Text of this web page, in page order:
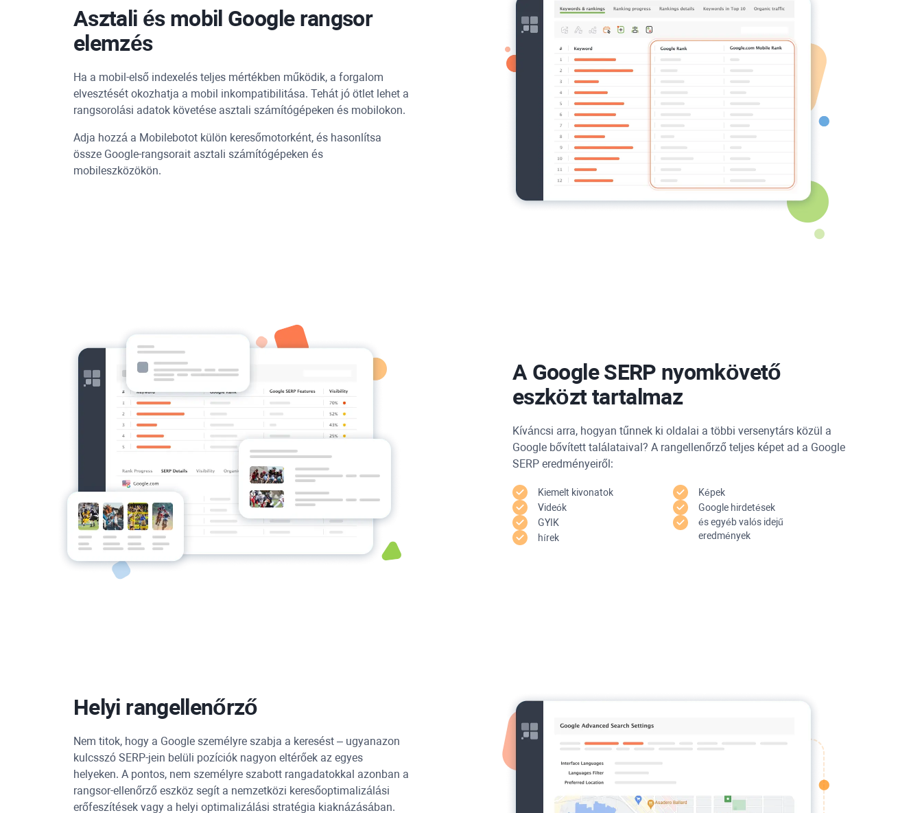
Asztali és mobil Google rangsor
elemzés
Ha a mobil-első indexelés teljes mértékben működik, a forgalom
elvesztését okozhatja a mobil inkompatibilitása. Tehát jó ötlet lehet a
rangsorolási adatok követése asztali számítógépeken és mobilokon.
Adja hozzá a Mobilebotot külön keresőmotorként, és hasonlítsa
össze Google-rangsorait asztali számítógépeken és
mobileszközökön.
A Google SERP nyomkövető
eszközt tartalmaz
Kíváncsi arra, hogyan tűnnek ki oldalai a többi versenytárs közül a
Google bővített találataival? A rangellenőrző teljes képet ad a Google
SERP eredményeiről:
Kiemelt kivonatok
Videók
GYIK
hírek
Képek
Google hirdetések
és egyéb valós idejű
eredmények
Helyi rangellenőrző
Nem titok, hogy a Google személyre szabja a keresést – ugyanazon
kulcsszó SERP-jein belüli pozíciók nagyon eltérőek az egyes
helyeken. A pontos, nem személyre szabott rangadatokkal azonban a
rangsor-ellenőrző eszköz segít a nemzetközi keresőoptimalizálási
erőfeszítések vagy a helyi optimalizálási stratégia kiaknázásában.